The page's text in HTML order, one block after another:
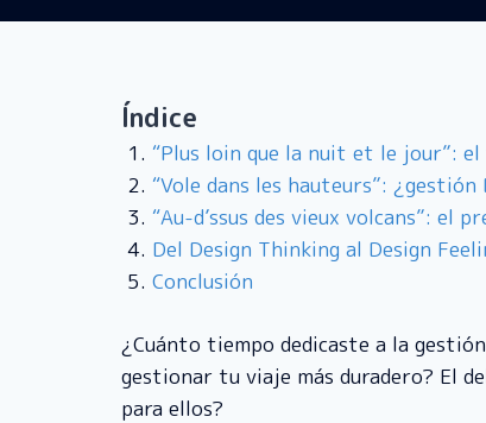
Índice
“Plus loin que la nuit et le jour”:
“Vole dans les hauteurs”: ¿gestión
“Au-d’ssus des vieux volcans”: el
Del Design Thinking al Design
Conclusión
¿Cuánto tiempo dedicaste a la
gestionar tu viaje más duradero? El
para ellos?